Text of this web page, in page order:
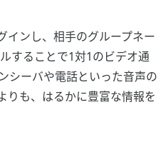
インし、相手のグループネー
することで1対1のビデオ通
シーバや電話といった音声の
りも、はるかに豊富な情報を